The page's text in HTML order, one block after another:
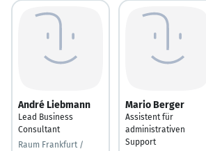
André Liebmann
Lead Business
Consultant
Raum Frankfurt /
Mario Berger
Assistent für
administrativen
Support